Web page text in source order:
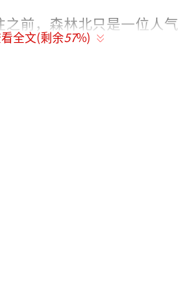
之前，森林北只是一位人气
外界对她并不熟悉。但自从
全文(剩余57%)